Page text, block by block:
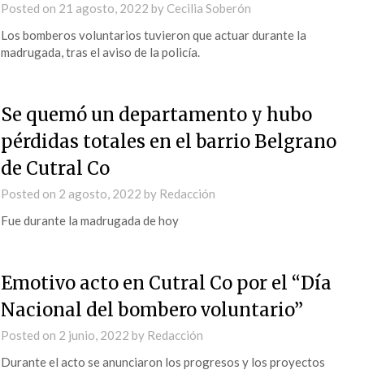
Posted on 21 agosto, 2022 by Cecilia Soberón
Los bomberos voluntarios tuvieron que actuar durante la
madrugada, tras el aviso de la policía.
Se quemó un departamento y hubo
pérdidas totales en el barrio Belgrano
de Cutral Co
Posted on 2 agosto, 2022 by Redacción
Fue durante la madrugada de hoy
Emotivo acto en Cutral Co por el “Día
Nacional del bombero voluntario”
Posted on 2 junio, 2022 by Redacción
Durante el acto se anunciaron los progresos y los proyectos